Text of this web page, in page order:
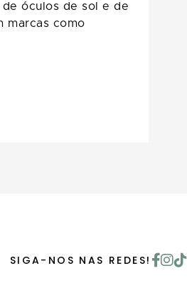
de óculos de sol e de
marcas como
SIGA-NOS NAS REDES!